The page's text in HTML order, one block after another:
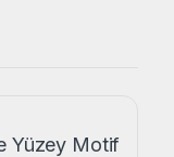
Yüzey Motif